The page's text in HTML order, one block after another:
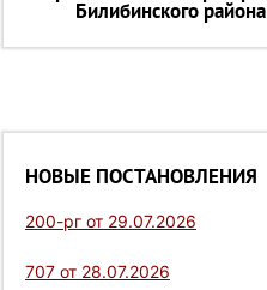
Билибинского района
НОВЫЕ ПОСТАНОВЛЕНИЯ
200-рг от 29.07.2026
707 от 28.07.2026